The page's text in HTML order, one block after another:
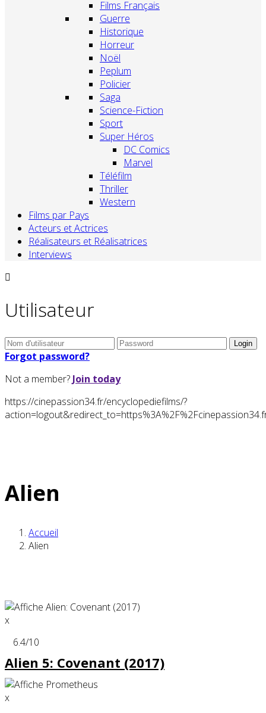
Films Français
Guerre
Historique
Horreur
Noël
Peplum
Policier
Saga
Science-Fiction
Sport
Super Héros
DC Comics
Marvel
Téléfilm
Thriller
Western
Films par Pays
Acteurs et Actrices
Réalisateurs et Réalisatrices
Interviews
Utilisateur
Forgot password?
Not a member? Join today
https://cinepassion34.fr/encyclopediefilms/?
Alien
Accueil
Alien
x
6.4/10
Alien 5: Covenant (2017)
x